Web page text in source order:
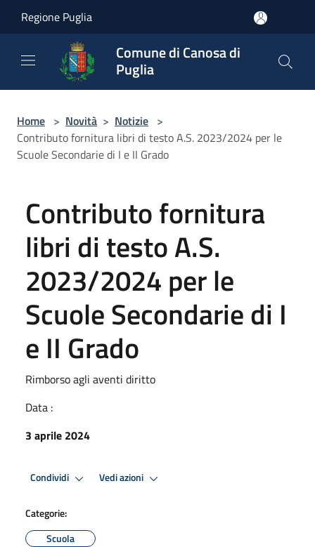
Regione Puglia
Comune di Canosa di
Puglia
Home > Novità > Notizie >
Contributo fornitura libri di testo A.S. 2023/2024 per le
Scuole Secondarie di I e II Grado
Contributo fornitura
libri di testo A.S.
2023/2024 per le
Scuole Secondarie di I
e II Grado
Rimborso agli aventi diritto
Data :
3 aprile 2024
Condividi Vedi azioni
Categorie:
Scuola